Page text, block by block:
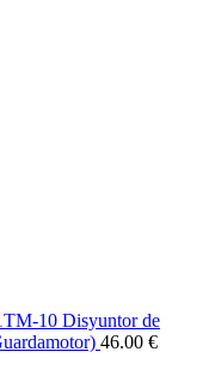
10 Disyuntor de
46.00 €